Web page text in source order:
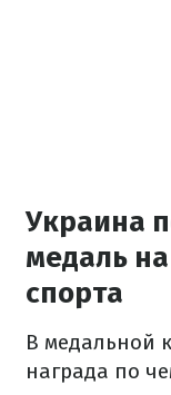
Украина
медаль
спорта
В медальной
награда по